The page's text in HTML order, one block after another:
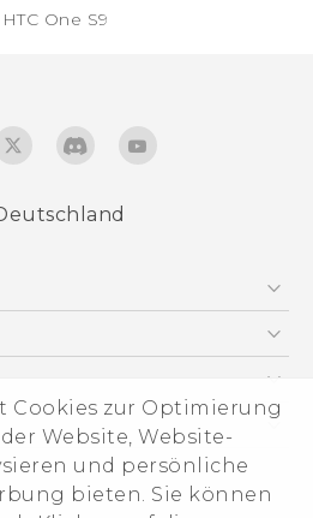
Cookies zur Optimierung
Website, Website-
und persönliche
bieten. Sie können
HTC One S9‎
- User manual